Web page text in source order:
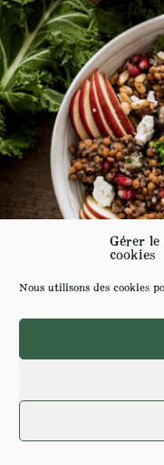
Gérer
cookies
Nous utilisons des cookies